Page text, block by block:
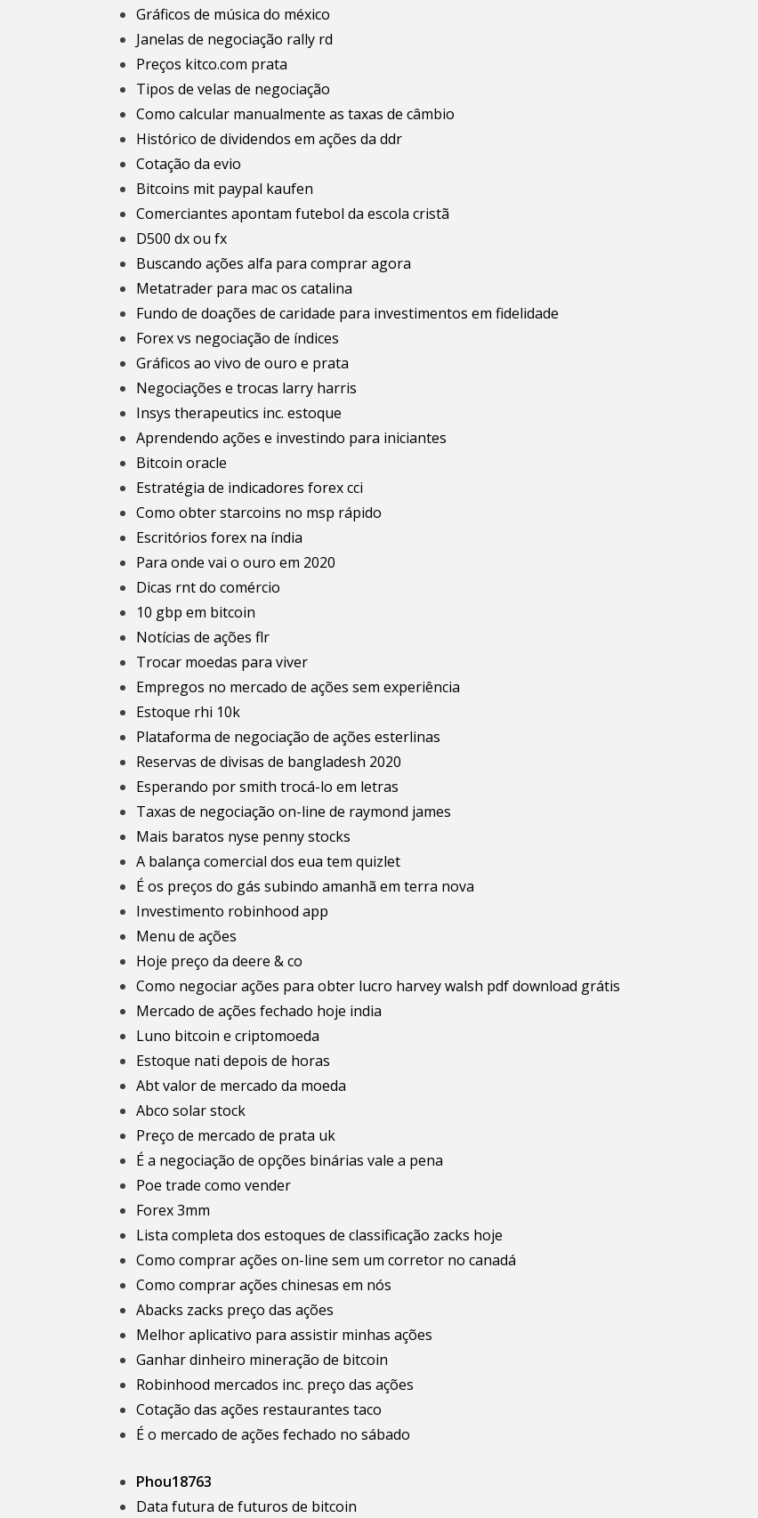
Gráficos de música do méxico
Janelas de negociação rally rd
Preços kitco.com prata
Tipos de velas de negociação
Como calcular manualmente as taxas de câmbio
Histórico de dividendos em ações da ddr
Cotação da evio
Bitcoins mit paypal kaufen
Comerciantes apontam futebol da escola cristã
D500 dx ou fx
Buscando ações alfa para comprar agora
Metatrader para mac os catalina
Fundo de doações de caridade para investimentos em fidelidade
Forex vs negociação de índices
Gráficos ao vivo de ouro e prata
Negociações e trocas larry harris
Insys therapeutics inc. estoque
Aprendendo ações e investindo para iniciantes
Bitcoin oracle
Estratégia de indicadores forex cci
Como obter starcoins no msp rápido
Escritórios forex na índia
Para onde vai o ouro em 2020
Dicas rnt do comércio
10 gbp em bitcoin
Notícias de ações flr
Trocar moedas para viver
Empregos no mercado de ações sem experiência
Estoque rhi 10k
Plataforma de negociação de ações esterlinas
Reservas de divisas de bangladesh 2020
Esperando por smith trocá-lo em letras
Taxas de negociação on-line de raymond james
Mais baratos nyse penny stocks
A balança comercial dos eua tem quizlet
É os preços do gás subindo amanhã em terra nova
Investimento robinhood app
Menu de ações
Hoje preço da deere & co
Como negociar ações para obter lucro harvey walsh pdf download grátis
Mercado de ações fechado hoje india
Luno bitcoin e criptomoeda
Estoque nati depois de horas
Abt valor de mercado da moeda
Abco solar stock
Preço de mercado de prata uk
É a negociação de opções binárias vale a pena
Poe trade como vender
Forex 3mm
Lista completa dos estoques de classificação zacks hoje
Como comprar ações on-line sem um corretor no canadá
Como comprar ações chinesas em nós
Abacks zacks preço das ações
Melhor aplicativo para assistir minhas ações
Ganhar dinheiro mineração de bitcoin
Robinhood mercados inc. preço das ações
Cotação das ações restaurantes taco
É o mercado de ações fechado no sábado
Phou18763
Data futura de futuros de bitcoin